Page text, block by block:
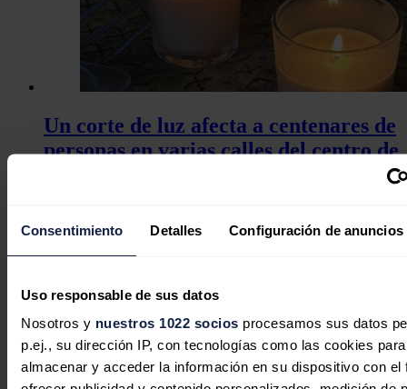
Consentimiento Detalles Configuración de anuncios
Uso responsable de sus datos
Nosotros y nuestros 1022 socios procesamos sus datos
p.ej., su dirección IP, con tecnologías como las cookies para
almacenar y acceder la información en su dispositivo con el
Un corte de luz afecta a centenares de
personas en varias calles del centro de
Bruselas investiga la fusión entre
Saipem y Subsea7 al temer que
reducirá la competencia